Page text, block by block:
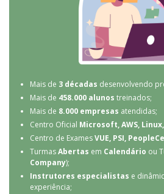
Mais de 3 décadas desenvolvendo
Mais de 458.000 alunos treinados;
Mais de 8.000 empresas atendidas;
Centro Oficial Microsoft, AWS, Linux,
Centro de ExamesVUE, PSI,
TurmasAbertas em Calendário ou
Company);
Instrutores especialistas e
experiência;